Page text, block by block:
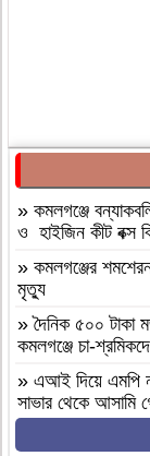
» কমলগঞ্জে
ও হাইজিন কীট বক্স
» কমলগঞ্জের
মৃত্যু
»দৈনিক ৫০০ টাকা
কমলগঞ্জে চা-
» এআই দিয়ে এমপি
সাভার থেকে আসামি
বগুড়া আদমদীঘি